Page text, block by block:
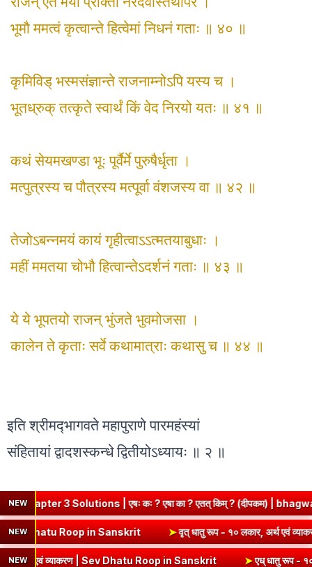
भूमौ ममत्वं कृत्वान्ते हित्वेमां निधनं गताः ॥ ४० ॥
कृमिविड् भस्मसंज्ञान्ते राजनाम्नोऽपि यस्य च ।
भूतध्रुक् तत्कृते स्वार्थं किं वेद निरयो यतः ॥ ४१ ॥
कथं सेयमखण्डा भूः पूर्वैर्मे पुरुषैर्धृता ।
मत्पुत्रस्य च पौत्रस्य मत्पूर्वा वंशजस्य वा ॥ ४२ ॥
तेजोऽबन्नमयं कायं गृहीत्वाऽऽत्मतयाबुधाः ।
महीं ममतया चोभौ हित्वान्तेऽदर्शनं गताः ॥ ४३ ॥
ये ये भूपतयो राजन् भुंजते भुवमोजसा ।
कालेन ते कृताः सर्वे कथामात्राः कथासु च ॥ ४४ ॥
इति श्रीमद्‍भागवते महापुराणे पारमहंस्यां
संहितायां द्वादशस्कन्धे द्वितीयोऽध्यायः ॥ २ ॥
NEW | एषः कः ? एषा का ? एतत् किम् ? (दीपकम) |
NEW
अर्थ एवं व्याकरण | Kri Dhatu Roop in Sanskrit ➤वृत् धातु रूप - १०
NEW | Sev Dhatu Roop in Sanskrit ➤एध् धातु रूप - १० लकार, अर्थ